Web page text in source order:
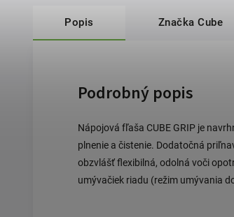
Popis Značka Cube
Podrobný popis
Nápojová fľaša CUBE GRIP je
plnenie a čistenie. Dodatočná
obzvlášť flexibilná, odolná voči
umývačiek riadu (režim umývania do